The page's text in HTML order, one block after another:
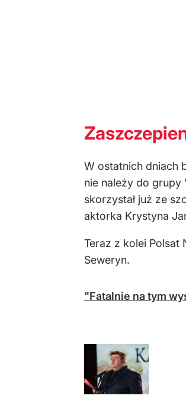
W ostatnich dniach
nie należy do grupy
skorzystał już ze
aktorka Krystyna
Teraz z kolei Polsat
Seweryn.
"Fatalnie na tym